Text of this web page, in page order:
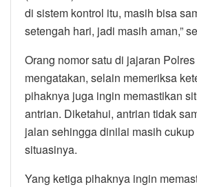
di sistem kontrol itu, masih bisa
setengah hari, jadi masih aman,”
Orang nomor satu di jajaran
mengatakan, selain memeriksa
pihaknya juga ingin memastikan
antrian. Diketahui, antrian tidak
jalan sehingga dinilai masih cukup
situasinya.
Yang ketiga pihaknya ingin